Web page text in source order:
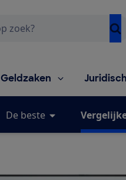
Geldzaken
De beste